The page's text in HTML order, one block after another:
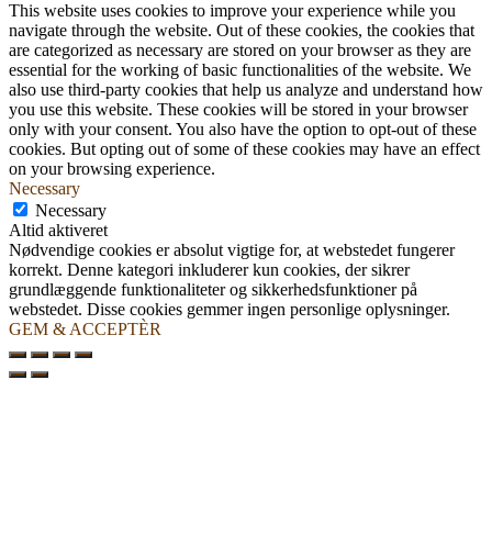
This website uses cookies to improve your experience while you
navigate through the website. Out of these cookies, the cookies that
are categorized as necessary are stored on your browser as they are
essential for the working of basic functionalities of the website. We
also use third-party cookies that help us analyze and understand how
you use this website. These cookies will be stored in your browser
only with your consent. You also have the option to opt-out of these
cookies. But opting out of some of these cookies may have an effect
on your browsing experience.
Necessary
Necessary
Altid aktiveret
Nødvendige cookies er absolut vigtige for, at webstedet fungerer
korrekt. Denne kategori inkluderer kun cookies, der sikrer
grundlæggende funktionaliteter og sikkerhedsfunktioner på
webstedet. Disse cookies gemmer ingen personlige oplysninger.
GEM & ACCEPTÈR